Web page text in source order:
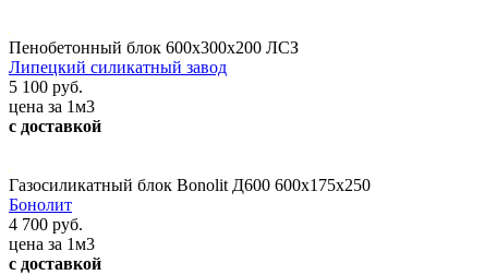
Пенобетонный блок 600х300х200 ЛСЗ
Липецкий силикатный завод
5 100 руб.
цена за 1м3
с доставкой
Газосиликатный блок Bonolit Д600 600x175x250
Бонолит
4 700 руб.
цена за 1м3
с доставкой